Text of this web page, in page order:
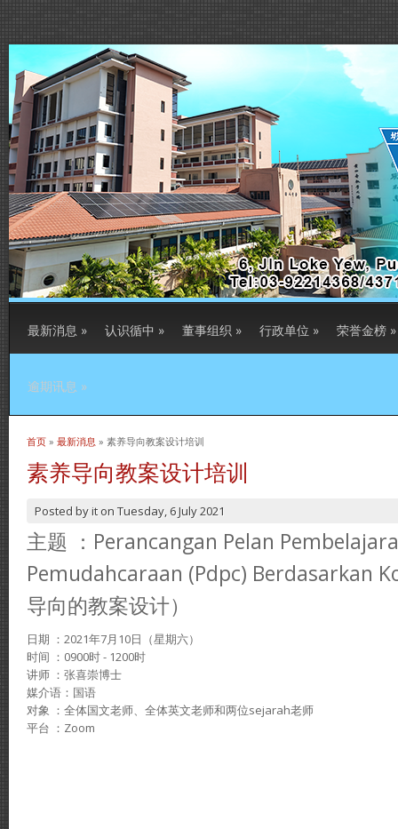
最新消息 » 认识循中 » 董事组织 » 行政单位 » 荣誉金榜 »
逾期讯息 »
当前位置
首页 » 最新消息 » 素养导向教案设计培训
素养导向教案设计培训
Posted byit on Tuesday, 6 July 2021
主题 ：Perancangan Pelan
Pemudahcaraan (Pdpc) Berdasarkan
导向的教案设计）
日期 ：2021年7月10日（星期六）
时间 ：0900时 - 1200时
讲师 ：张喜崇博士
媒介语：国语
对象 ：全体国文老师、全体英文老师和两位sejarah老师
平台 ：Zoom